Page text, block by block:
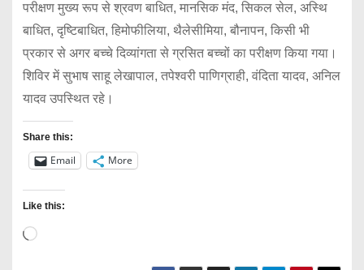
परीक्षण मुख्य रूप से श्रवण बाधित, मानसिक मंद, सिकल सेल, अस्थि
बाधित, दृष्टिबाधित, हिमोफीलिया, थैलेसीमिया, बौनापन, किसी भी
प्रकार से अगर बच्चे दिव्यांगता से ग्रसित बच्चों का परीक्षण किया गया।
शिविर में सुभाष साहू लेखापाल, तपेश्वरी पाणिग्राही, वंदिता यादव, अनिल
यादव उपस्थित रहे।
Share this:
Email More
Like this:
L